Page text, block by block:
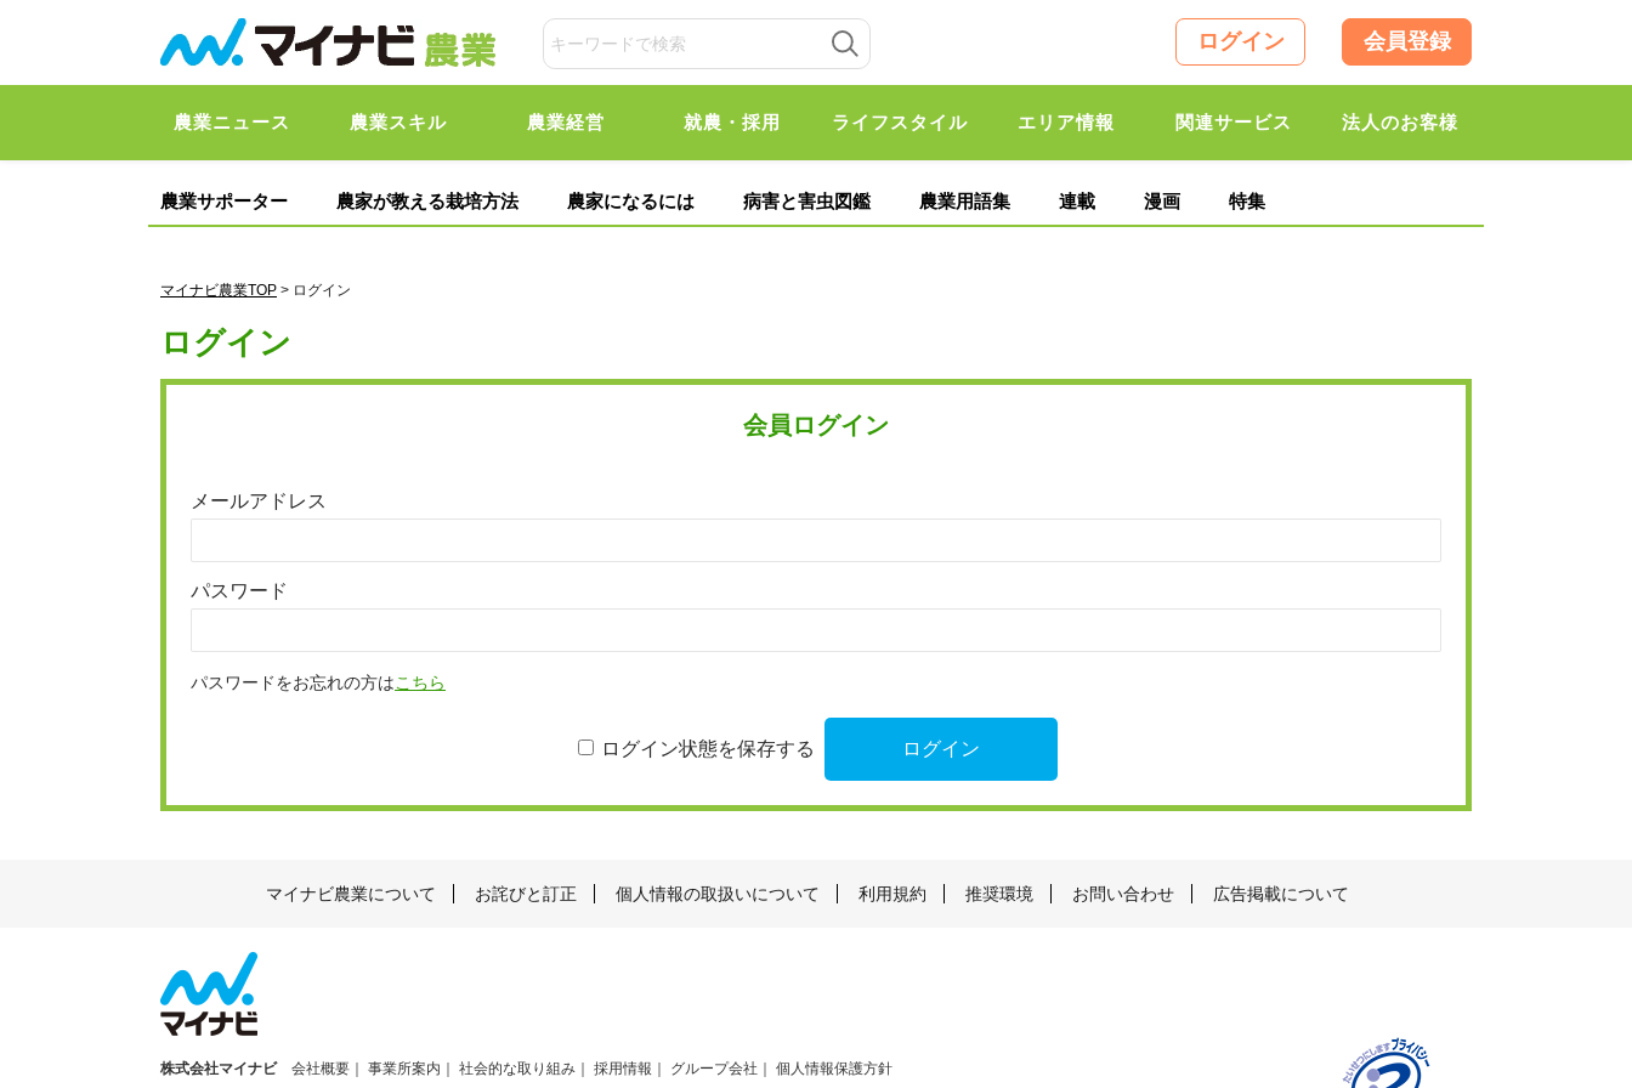
ログイン 会員登録
農業ニュース 農業スキル 農業経営 就農・採用 ライフスタイル エリア情報 関連サービス 法人のお客様
農業サポーター 農家が教える栽培方法 農家になるには 病害と害虫図鑑 農業用語集 連載 漫画 特集
マイナビ農業TOP > ログイン
ログイン
会員ログイン
メールアドレス
パスワード
パスワードをお忘れの方はこちら
ログイン状態を保存する
マイナビ農業について お詫びと訂正 個人情報の取扱いについて 利用規約 推奨環境 お問い合わせ 広告掲載について
株式会社マイナビ 会社概要 事業所案内 社会的な取り組み 採用情報 グループ会社 個人情報保護方針